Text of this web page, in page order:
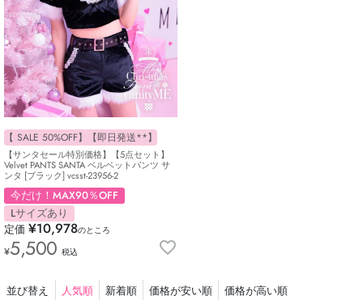
【 SALE 50%OFF】【即日発送**】
【サンタセール特別価格】【5点セット】
Velvet PANTS SANTA ベルベットパンツ サ
ンタ [ブラック] vcsst-23956-2
今だけ！MAX90％OFF
Lサイズあり
定価 ¥10,978のところ
¥5,500 税込
並び替え 人気順 新着順 価格が安い順
価格が高い順